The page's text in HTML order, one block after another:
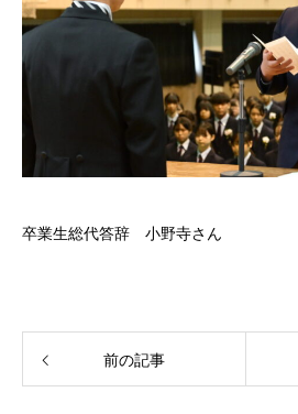
卒業生総代答辞 小野寺さん
前の記事